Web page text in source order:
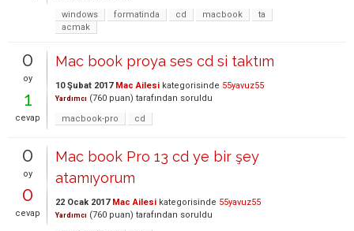
windows
formatinda cd macbook
ta
acmak
0
oy
1
cevap
Mac book proya ses cd si taktım
10 Şubat 2017 Mac Ailesi kategorisinde 55yavuz55
Yardımcı (760 puan) tarafından soruldu
macbook-pro
cd
0
oy
0
cevap
Mac book Pro 13 cd ye bir şey
atamıyorum
22 Ocak 2017 Mac Ailesi kategorisinde 55yavuz55
Yardımcı (760 puan) tarafından soruldu